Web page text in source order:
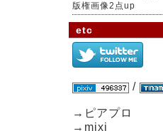
版権画像2点up
etc
/
→ピアプロ
→mixi